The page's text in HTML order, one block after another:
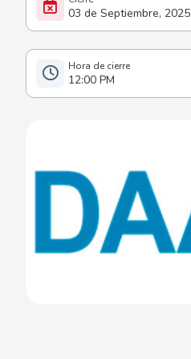
03 de Septiembre, 2025
12:00 PM